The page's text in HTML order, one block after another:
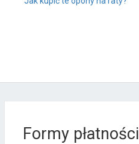
Formy płatności